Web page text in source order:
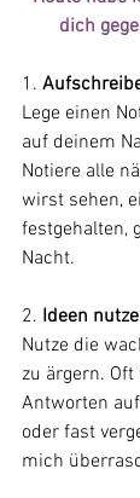
dich
1.
Lege einen
auf deinem
Notiere alle
wirst sehen,
festgehalten,
Nacht.
2. Ideen
Nutze die
zu ärgern.
Antworten
oder fast
mich